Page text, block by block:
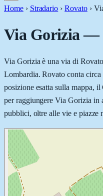
Home › Stradario › Rovato ›
Via Gorizia—
Via Gorizia è una via di
Lombardia. Rovato conta
posizione esatta sulla mappa,
per raggiungere Via Gorizia in
pubblici, oltre alle vie e piazze